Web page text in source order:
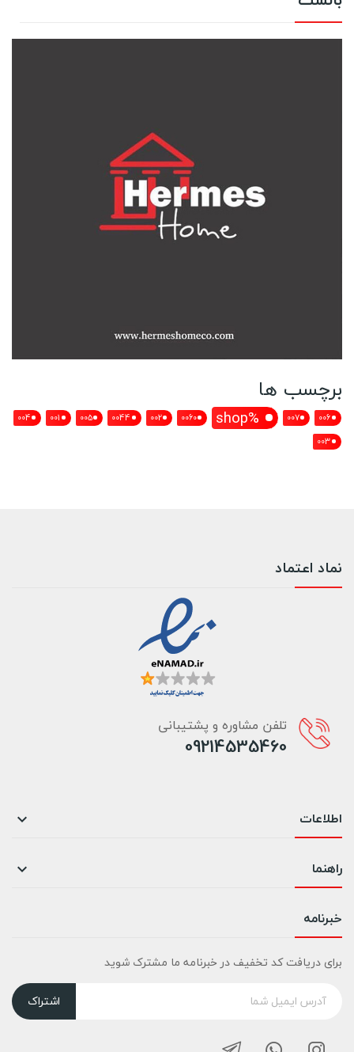
برچسب ها
006
007
%shop
0060
002
0044
005
001
004
003
نماد اعتماد
تلفن مشاوره و پشتیبانی
09214535460
اطلاعات 
راهنما 
خبرنامه
برای دریافت کد تخفیف در خبرنامه ما مشترک شوید
اشتراک